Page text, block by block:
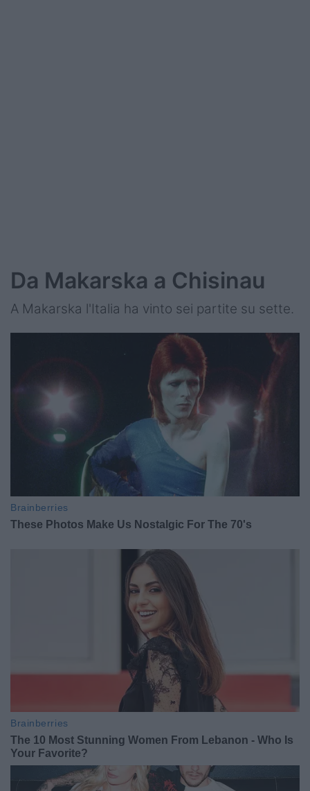
Da Makarska a Chisinau
A Makarska l'Italia ha vinto sei partite su sette.